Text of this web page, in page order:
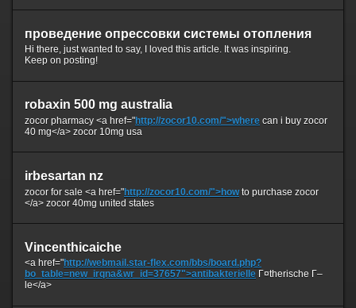
проведение опрессовки системы отопления
Hi there, just wanted to say, I loved this article. It was inspiring.
Keep on posting!
robaxin 500 mg australia
zocor pharmacy <a href="http://zocor10.com/">where can i buy zocor
40 mg</a> zocor 10mg usa
irbesartan nz
zocor for sale <a href="http://zocor10.com/">howto purchase zocor
</a> zocor 40mg united states
Vincenthicaiche
<a href="http://webmail.star-flex.com/bbs/board.php?
bo_table=new_irqna&wr_id=37657">antibakterielle Г¤therische Г–
le</a>